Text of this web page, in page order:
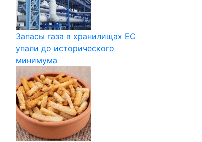
Запасы газа в хранилищах ЕС
упали до исторического
минимума